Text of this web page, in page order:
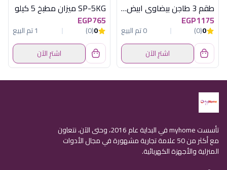
طقم 3 طاجن بيضاوى ابيض مط أكسفورد
EGP1175
0
(0)
0 تم البيع
اشترِ الآن
SP-5KG ميزان مطبخ 5 كيلو
EGP765
0
(0)
1 تم البيع
اشترِ الآن
تأسست myhome في البداية عام 2016، وحتى الآن، نتعاون
مع أكثر من 50 علامة تجارية مشهورة في مجال الأدوات
المنزلية والأجهزة الكهربائية.